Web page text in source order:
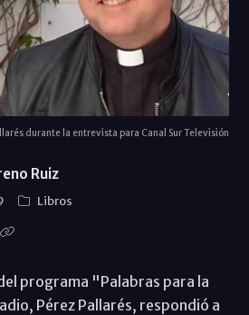
durante la entrevista para Canal Sur Televisión
Ruiz
Libros
programa "Palabras para la
Pérez Pallarés, respondió a